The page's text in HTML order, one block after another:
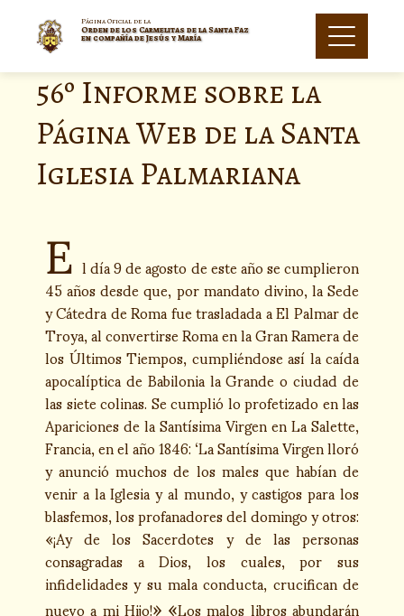
Página Oficial de la
Orden de los Carmelitas de la Santa Faz
en compañía de Jesús y María
56º Informe sobre la
Página Web de la Santa
Iglesia Palmariana
E l día 9 de agosto de este año se cumplieron
45 años desde que, por mandato divino, la Sede
y Cátedra de Roma fue trasladada a El Palmar de
Troya, al convertirse Roma en la Gran Ramera de
los Últimos Tiempos, cumpliéndose así la caída
apocalíptica de Babilonia la Grande o ciudad de
las siete colinas. Se cumplió lo profetizado en las
Apariciones de la Santísima Virgen en La Salette,
Francia, en el año 1846: ‘La Santísima Virgen lloró
y anunció muchos de los males que habían de
venir a la Iglesia y al mundo, y castigos para los
blasfemos, los profanadores del domingo y otros:
«¡Ay de los Sacerdotes y de las personas
consagradas a Dios, los cuales, por sus
infidelidades y su mala conducta, crucifican de